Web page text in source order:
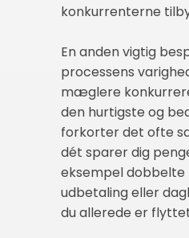
konkurrenterne
En anden vigtig
processens
mæglere
den hurtigste og
forkorter det ofte
dét sparer dig
eksempel dobbelte
udbetaling eller
du allerede er